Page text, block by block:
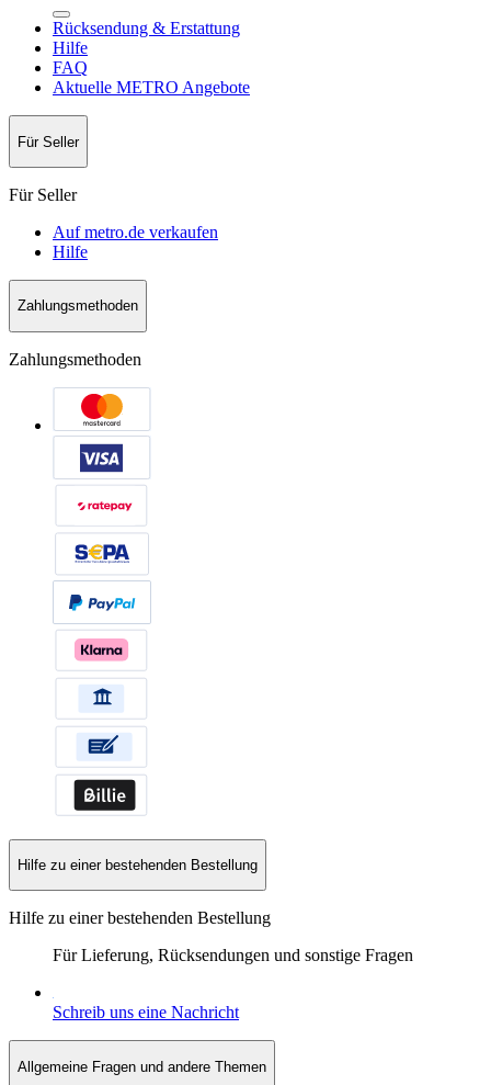
Rücksendung & Erstattung
Hilfe
FAQ
Aktuelle METRO Angebote
Für Seller
Für Seller
Auf metro.de verkaufen
Hilfe
Zahlungsmethoden
Zahlungsmethoden
Hilfe zu einer bestehenden Bestellung
Hilfe zu einer bestehenden Bestellung
Für Lieferung, Rücksendungen und sonstige Fragen
Schreib uns eine Nachricht
Allgemeine Fragen und andere Themen